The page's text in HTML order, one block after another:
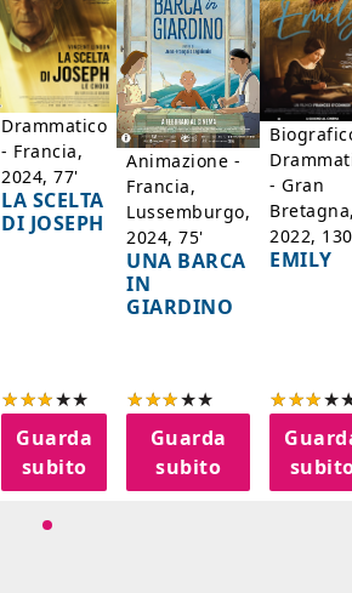
Drammatico
- Francia,
2024, 77'
LA SCELTA
DI JOSEPH
Guarda
subito
Animazione -
Francia,
Lussemburgo,
2024, 75'
UNA BARCA
IN
GIARDINO
Guarda
subito
- Gran
Bretagna,
2022,
EMILY